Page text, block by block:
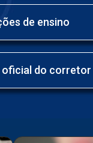
de ensino
oficial do corretor